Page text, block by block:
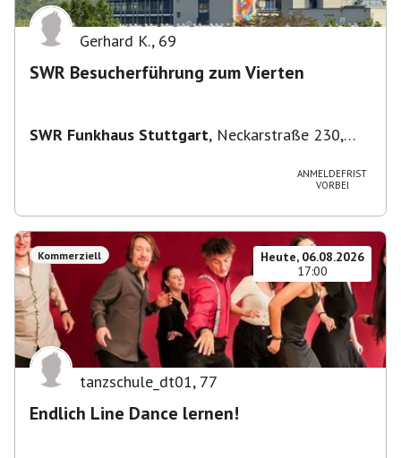
Gerhard K., 69
SWR Besucherführung zum Vierten
SWR Funkhaus Stuttgart, Neckarstraße 230,
ANMELDEFRIST
VORBEI
Kommerziell
Heute, 06.08.2026
17:00
tanzschule_dt01, 77
Endlich Line Dance lernen!